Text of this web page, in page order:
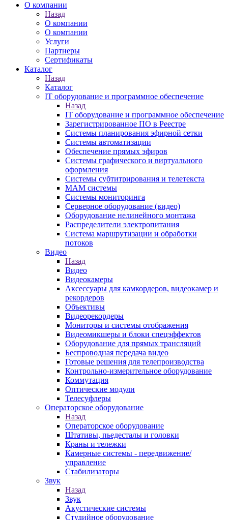
О компании
Назад
О компании
О компании
Услуги
Партнеры
Сертификаты
Каталог
Назад
Каталог
IT оборудование и программное обеспечение
Назад
IT оборудование и программное обеспечение
Зарегистрированное ПО в Реестре
Системы планирования эфирной сетки
Системы автоматизации
Обеспечение прямых эфиров
Системы графического и виртуального
оформления
Системы субтитрирования и телетекста
MAM системы
Системы мониторинга
Серверное оборудование (видео)
Оборудование нелинейного монтажа
Распределители электропитания
Система маршрутизации и обработки
потоков
Видео
Назад
Видео
Видеокамеры
Аксессуары для камкордеров, видеокамер и
рекордеров
Объективы
Видеорекордеры
Мониторы и системы отображения
Видеомикшеры и блоки спецэффектов
Оборудование для прямых трансляций
Беспроводная передача видео
Готовые решения для телепроизводства
Контрольно-измерительное оборудование
Коммутация
Оптические модули
Телесуфлеры
Операторское оборудование
Назад
Операторское оборудование
Штативы, пьедесталы и головки
Краны и тележки
Камерные системы - передвижение/
управление
Стабилизаторы
Звук
Назад
Звук
Акустические системы
Студийное оборудование